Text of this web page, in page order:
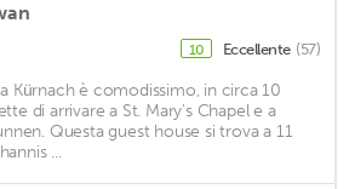
10 Eccellente (57)
Kürnach è comodissimo, in circa 10
di arrivare a St. Mary's Chapel e a
Questa guest house si trova a 11
...